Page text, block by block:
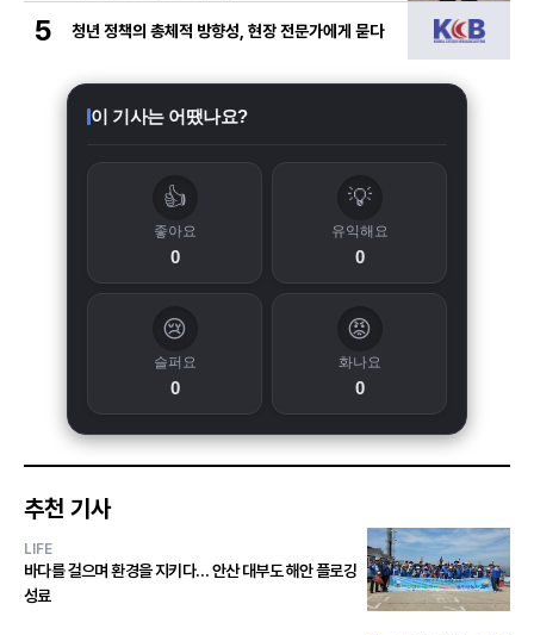
5 청년 정책의 총체적 방향성, 현장 전문가에게 묻다
이 기사는 어땠나요?
👍
좋아요
0
💡
유익해요
0
😢
슬퍼요
0
😡
화나요
0
추천 기사
LIFE
바다를 걸으며 환경을 지키다… 안산 대부도 해안 플로깅
성료